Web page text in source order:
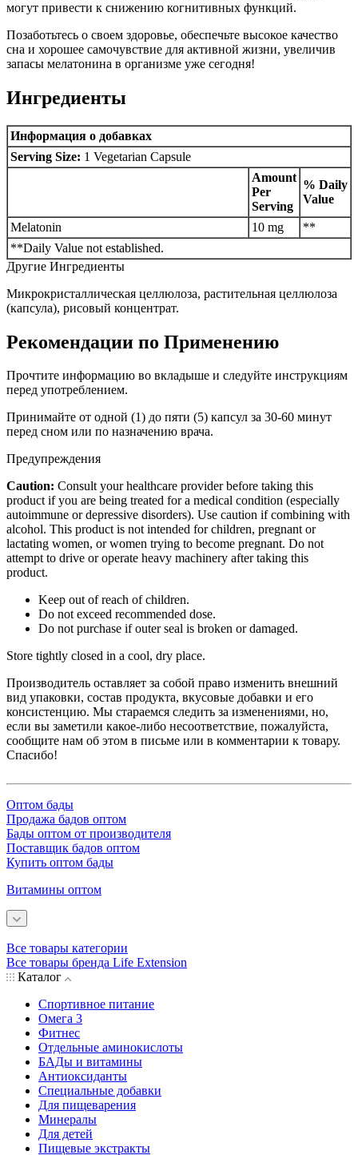
могут привести к снижению когнитивных функций.
Позаботьтесь о своем здоровье, обеспечьте высокое качество
сна и хорошее самочувствие для активной жизни, увеличив
запасы мелатонина в организме уже сегодня!
Ингредиенты
Информация о добавках
Serving Size: 1 Vegetarian Capsule
Amount
Per
Serving
% Daily
Value
Melatonin 10 mg
**
**Daily Value not established.
Другие Ингредиенты
Микрокристаллическая целлюлоза, растительная целлюлоза
(капсула), рисовый концентрат.
Рекомендации по Применению
Прочтите информацию во вкладыше и следуйте инструкциям
перед употреблением.
Принимайте от одной (1) до пяти (5) капсул за 30-60 минут
перед сном или по назначению врача.
Предупреждения
Caution: Consult your healthcare provider before taking this
product if you are being treated for a medical condition (especially
autoimmune or depressive disorders). Use caution if combining with
alcohol. This product is not intended for children, pregnant or
lactating women, or women trying to become pregnant. Do not
attempt to drive or operate heavy machinery after taking this
product.
Keep out of reach of children.
Do not exceed recommended dose.
Do not purchase if outer seal is broken or damaged.
Store tightly closed in a cool, dry place.
Производитель оставляет за собой право изменить внешний
вид упаковки, состав продукта, вкусовые добавки и его
консистенцию. Мы стараемся следить за изменениями, но,
если вы заметили какое-либо несоответствие, пожалуйста,
сообщите нам об этом в письме или в комментарии к товару.
Спасибо!
Оптом бады
Продажа бадов оптом
Бады оптом от производителя
Поставщик бадов оптом
Купить оптом бады
Витамины оптом
Все товары категории
Все товары бренда Life Extension
Каталог
Спортивное питание
Омега 3
Фитнес
Отдельные аминокислоты
БАДы и витамины
Антиоксиданты
Специальные добавки
Для пищеварения
Минералы
Для детей
Пищевые экстракты